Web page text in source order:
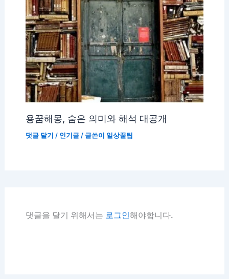
용꿈해몽, 숨은 의미와 해석 대공개
댓글 달기 / 인기글/ 글쓴이 일상꿀팁
댓글을 달기 위해서는 로그인해야합니다.